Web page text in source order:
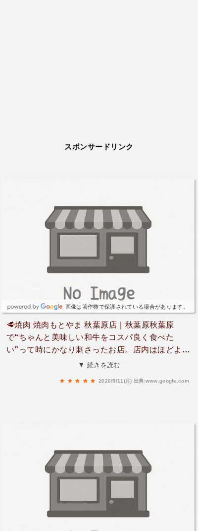
スポンサードリンク
画像は著作権で保護されている場合があります。
🥩焼肉 焼肉もとやま 秋葉原店｜秋葉原秋葉原
で“ちゃんと美味しい和牛をコスパ良く食べた
い”って時にかなり刺さったお店。店内はほどよく
高級感がありつつも入りやすい空気感。ガヤガヤ
か取れない希少部位を、極厚のレアステーキでい
ただく贅沢🥩表面は香ばしく焼き上げられている
のに、中はしっとりレア。噛んだ瞬間に和牛の脂
柔らかいのに肉感もしっかりあって、これはかな
り記憶に残るやつ…。和牛切り落としも想像以上
▼ 続きを読む
2026/5/11(月) 出典:www.google.com